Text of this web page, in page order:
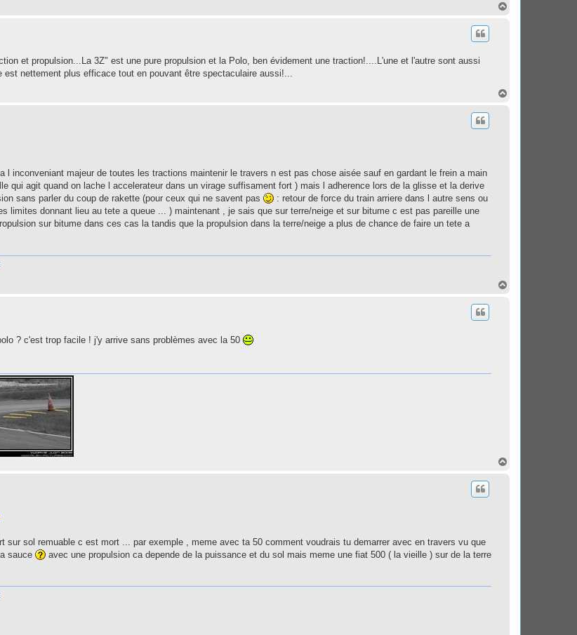
et propulsion...La 3Z" est une pure propulsion et la Polo, ben évidement une traction!....L'une et l'autre sont aussi
nettement plus efficace tout en pouvant être spectaculaire aussi!...
l inconveniant majeur de toutes les tractions maintenir le travers n est pas chose aisée sauf en gardant le frein a main
qui agit quand on lache l accelerateur dans un virage suffisament fort ) mais l adherence lors de la glisse et la derive
sans parler du coup de rakette (pour ceux qui ne savent pas
: retour de force du train arriere dans l autre sens ou
limites donnant lieu au tete a queue ... ) maintenant , je sais que sur terre/neige et sur bitume c est pas pareille une
sur bitume dans ces cas la tandis que la propulsion dans la terre/neige a plus de chance de faire un tete a
? c'est trop facile ! j'y arrive sans problèmes avec la 50
sur sol remuable c est mort ... par exemple , meme avec ta 50 comment voudrais tu demarrer avec en travers vu que
sauce
avec une propulsion ca depende de la puissance et du sol mais meme une fiat 500 ( la vieille ) sur de la terre